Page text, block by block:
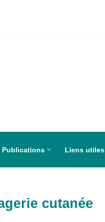
Publications Liens utiles
cutanée